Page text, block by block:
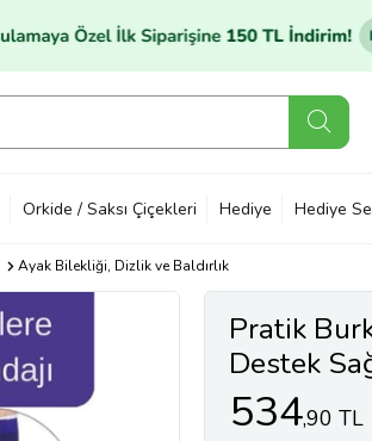
Orkide / Saksı Çiçekleri Hediye Hediye
Ayak Bilekliği, Dizlik ve Baldırlık
Pratik
Destek
Sol Ayak
534,90 TL